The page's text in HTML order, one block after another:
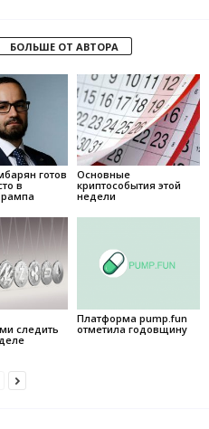
БОЛЬШЕ ОТ АВТОРА
готов
в
Основные
криптособытия этой
недели
следить
Платформа pump.fun
отметила годовщину